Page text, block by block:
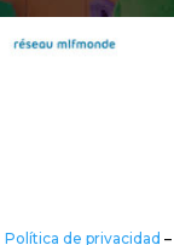
Política de privacidad –